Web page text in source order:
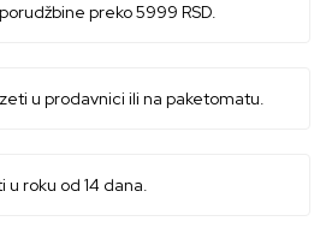
preko 5999 RSD.
u prodavnici ili na paketomatu.
roku od 14 dana.